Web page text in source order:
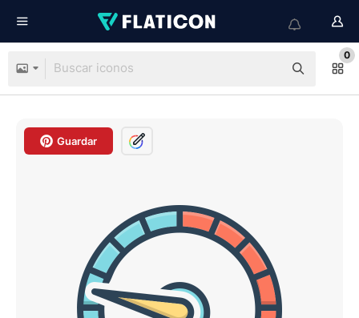
0
Guardar